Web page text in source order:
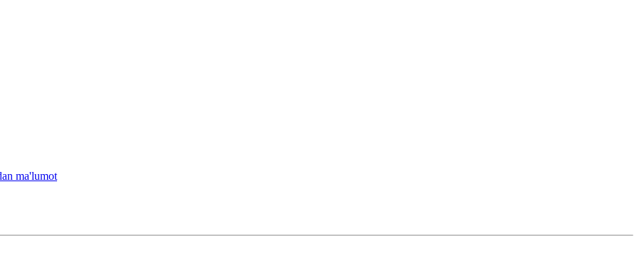
ma'lumot